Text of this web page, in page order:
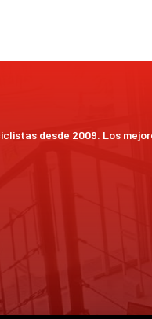
desde 2009. Los